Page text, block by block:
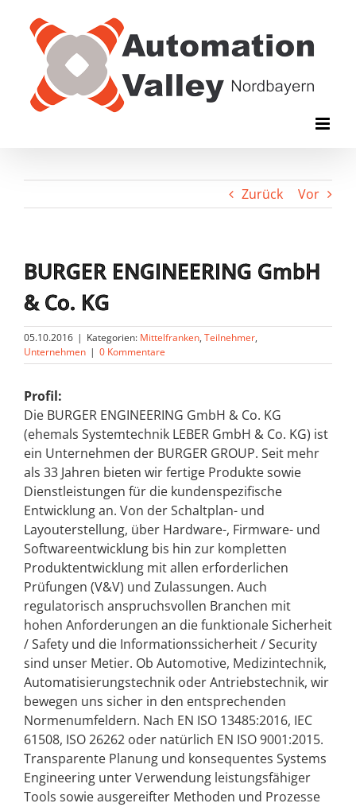
Inhalt
springen
Zurück Vor
BURGER ENGINEERING GmbH
& Co. KG
05.10.2016 | Kategorien: Mittelfranken, Teilnehmer,
Unternehmen | 0 Kommentare
Profil:
Die BURGER ENGINEERING GmbH & Co. KG
(ehemals Systemtechnik LEBER GmbH & Co. KG) ist
ein Unternehmen der BURGER GROUP. Seit mehr
als 33 Jahren bieten wir fertige Produkte sowie
Dienstleistungen für die kundenspezifische
Entwicklung an. Von der Schaltplan- und
Layouterstellung, über Hardware-, Firmware- und
Softwareentwicklung bis hin zur kompletten
Produktentwicklung mit allen erforderlichen
Prüfungen (V&V) und Zulassungen. Auch
regulatorisch anspruchsvollen Branchen mit
hohen Anforderungen an die funktionale Sicherheit
/ Safety und die Informationssicherheit / Security
sind unser Metier. Ob Automotive, Medizintechnik,
Automatisierungstechnik oder Antriebstechnik, wir
bewegen uns sicher in den entsprechenden
Normenumfeldern. Nach EN ISO 13485:2016, IEC
61508, ISO 26262 oder natürlich EN ISO 9001:2015.
Transparente Planung und konsequentes Systems
Engineering unter Verwendung leistungsfähiger
Tools sowie ausgereifter Methoden und Prozesse